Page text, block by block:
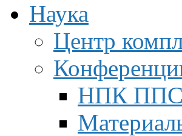
Наука
Центр
НПК ППС